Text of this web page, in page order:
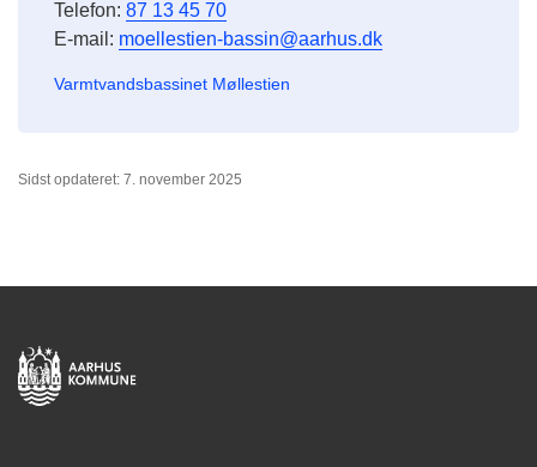
Telefon: 87 13 45 70
E-mail: moellestien-bassin@aarhus.dk
Varmtvandsbassinet Møllestien
Sidst opdateret: 7. november 2025